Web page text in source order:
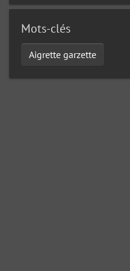
Mots-clés
Aigrette garzette